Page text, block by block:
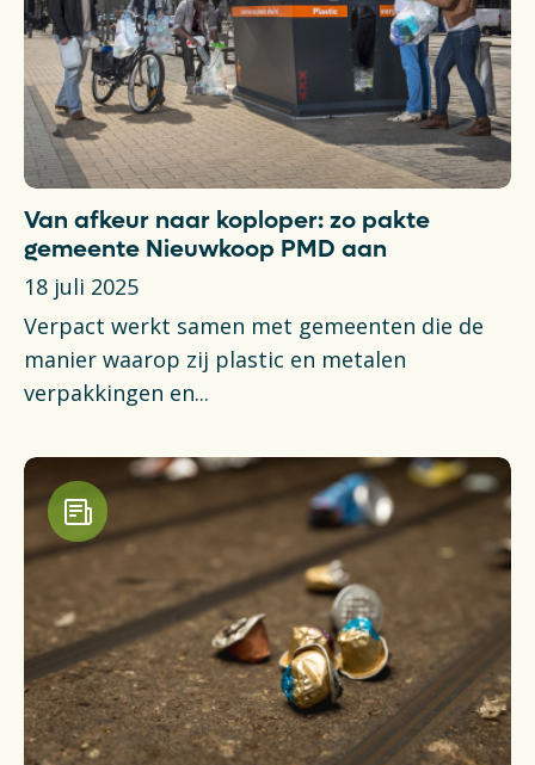
Van afkeur naar koploper: zo pakte
gemeente Nieuwkoop PMD aan
18 juli 2025
Verpact werkt samen met gemeenten die de
manier waarop zij plastic en metalen
verpakkingen en...